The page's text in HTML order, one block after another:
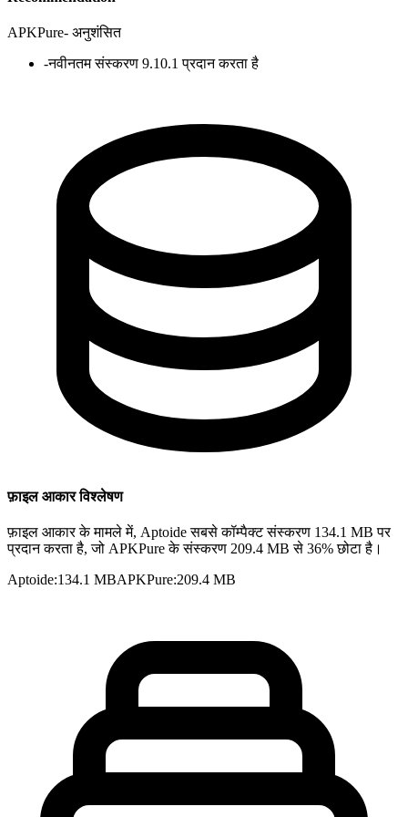
APKPure- अनुशंसित
-नवीनतम संस्करण 9.10.1 प्रदान करता है
फ़ाइल आकार विश्लेषण
फ़ाइल आकार के मामले में, Aptoide सबसे कॉम्पैक्ट संस्करण 134.1 MB पर
प्रदान करता है, जो APKPure के संस्करण 209.4 MB से 36% छोटा है।
Aptoide:134.1 MBAPKPure:209.4 MB